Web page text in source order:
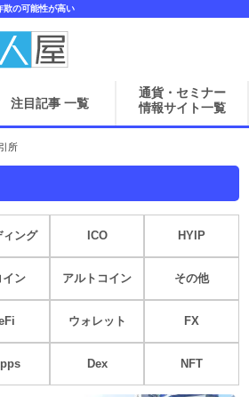
の可能性が高い
注目記事 一覧
通貨・セミナー
情報サイト一覧
所
ィング ICO HYIP
イン アルトコイン その他
ウォレット FX
Dex NFT